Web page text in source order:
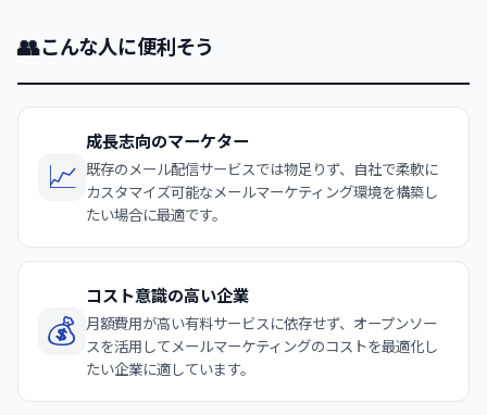
👥こんな人に便利そう
📈
成長志向のマーケター
既存のメール配信サービスでは物足りず、自社で柔軟に
カスタマイズ可能なメールマーケティング環境を構築し
たい場合に最適です。
💰
コスト意識の高い企業
月額費用が高い有料サービスに依存せず、オープンソー
スを活用してメールマーケティングのコストを最適化し
たい企業に適しています。